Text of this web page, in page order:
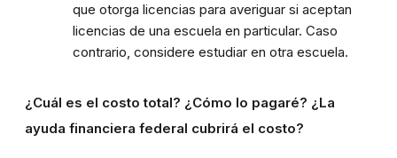
que otorga licencias para averiguar si aceptan
licencias de una escuela en particular. Caso
contrario, considere estudiar en otra escuela.
¿Cuál es el costo total? ¿Cómo lo pagaré? ¿La
ayuda financiera federal cubrirá el costo?